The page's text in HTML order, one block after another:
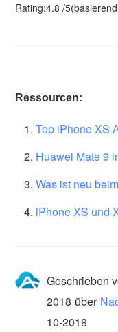
Rating:4.8 /5
Ressourcen:
Top iPhone XS
Huawei Mate 9
Was ist neu
iPhone XS und
Geschrieben
2018 über
10-2018